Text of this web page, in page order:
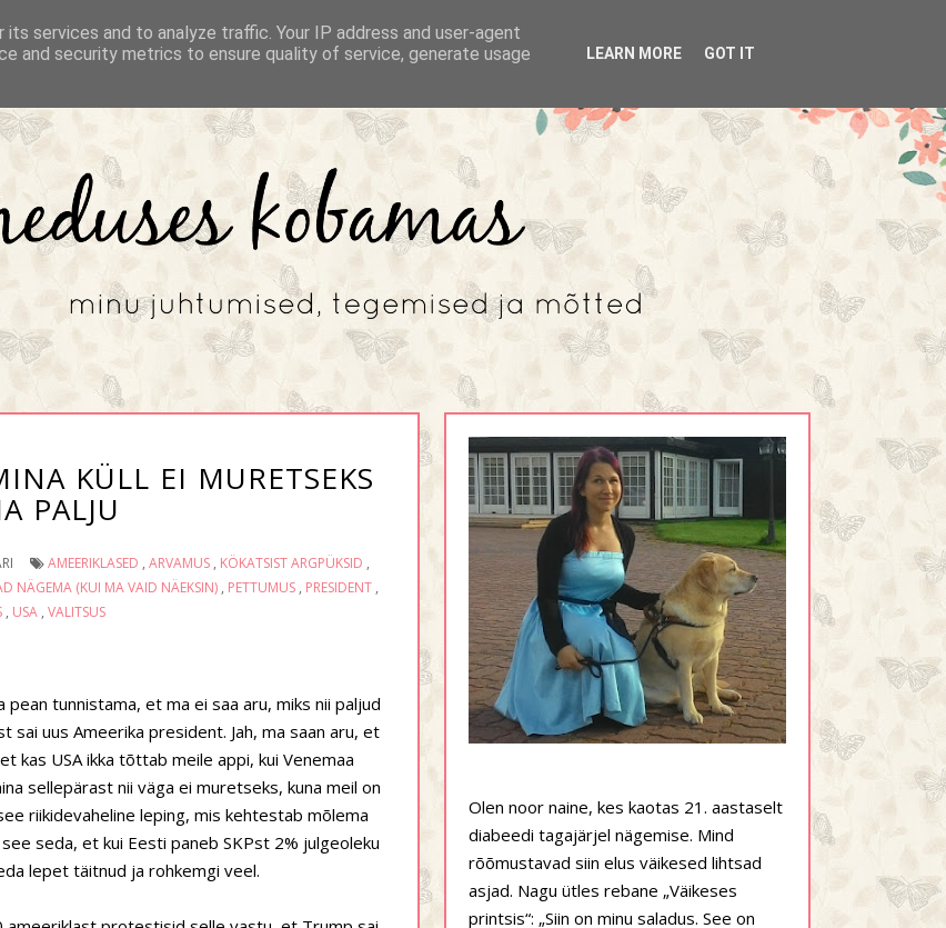
KÜLL EI MURETSEKS
PALJU
AMEERIKLASED , ARVAMUS , KÖKATSIST ARGPÜKSID ,
NÄGEMA (KUI MA VAID NÄEKSIN), PETTUMUS, PRESIDENT,
, USA, VALITSUS
tunnistama, et ma ei saa aru, miks nii paljud
uus Ameerika president. Jah, ma saan aru, et
kas USA ikka tõttab meile appi, kui Venemaa
sellepärast nii väga ei muretseks, kuna meil on
riikidevaheline leping, mis kehtestab mõlema
seda, et kui Eesti paneb SKPst 2% julgeoleku
lepet täitnud ja rohkemgi veel.
Olen noor naine, kes kaotas 21. aastaselt
diabeedi tagajärjel nägemise. Mind
rõõmustavad siin elus väikesed lihtsad
asjad. Nagu ütles rebane „Väikeses
printsis“: „Siin on minu saladus. See on
services and to analyze traffic. Your IP address and user-agent
and security metrics to ensure quality of service, generate usage
LEARN MORE GOT IT